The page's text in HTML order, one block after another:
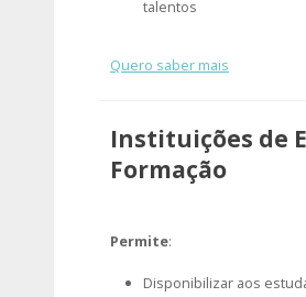
talentos
Quero saber mais
Instituições de
Formação
Permite:
Disponibilizar aos